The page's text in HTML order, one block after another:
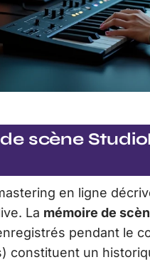
scène
en ligne
La mémoire de
pendant le
constituent un